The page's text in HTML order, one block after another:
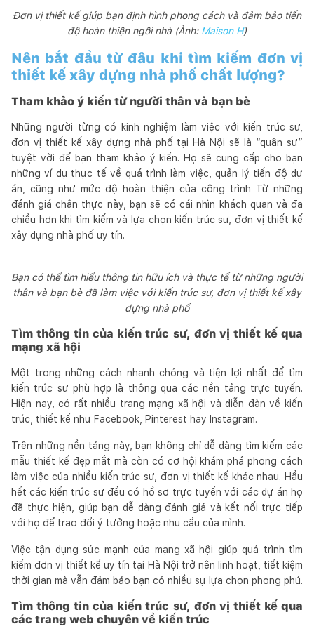
Đơn vị thiết kế giúp bạn định hình phong cách và đảm bảo tiến
độ hoàn thiện ngôi nhà (Ảnh: Maison H)
Nên bắt đầu từ đâu khi tìm kiếm đơn vị
thiết kế xây dựng nhà phố chất lượng?
Tham khảo ý kiến từ người thân và bạn bè
Những người từng có kinh nghiệm làm việc với kiến trúc sư,
đơn vị thiết kế xây dựng nhà phố tại Hà Nội sẽ là “quân sư”
tuyệt vời để bạn tham khảo ý kiến. Họ sẽ cung cấp cho bạn
những ví dụ thực tế về quá trình làm việc, quản lý tiến độ dự
án, cũng như mức độ hoàn thiện của công trình Từ những
đánh giá chân thực này, bạn sẽ có cái nhìn khách quan và đa
chiều hơn khi tìm kiếm và lựa chọn kiến trúc sư, đơn vị thiết kế
xây dựng nhà phố uy tín.
Bạn có thể tìm hiểu thông tin hữu ích và thực tế từ những người
thân và bạn bè đã làm việc với kiến trúc sư, đơn vị thiết kế xây
dựng nhà phố
Tìm thông tin của kiến trúc sư, đơn vị thiết kế qua
mạng xã hội
Một trong những cách nhanh chóng và tiện lợi nhất để tìm
kiến trúc sư phù hợp là thông qua các nền tảng trực tuyến.
Hiện nay, có rất nhiều trang mạng xã hội và diễn đàn về kiến
trúc, thiết kế như Facebook, Pinterest hay Instagram.
Trên những nền tảng này, bạn không chỉ dễ dàng tìm kiếm các
mẫu thiết kế đẹp mắt mà còn có cơ hội khám phá phong cách
làm việc của nhiều kiến trúc sư, đơn vị thiết kế khác nhau. Hầu
hết các kiến trúc sư đều có hồ sơ trực tuyến với các dự án họ
đã thực hiện, giúp bạn dễ dàng đánh giá và kết nối trực tiếp
với họ để trao đổi ý tưởng hoặc nhu cầu của mình.
Việc tận dụng sức mạnh của mạng xã hội giúp quá trình tìm
kiếm đơn vị thiết kế uy tín tại Hà Nội trở nên linh hoạt, tiết kiệm
thời gian mà vẫn đảm bảo bạn có nhiều sự lựa chọn phong phú.
Tìm thông tin của kiến trúc sư, đơn vị thiết kế qua
các trang web chuyên về kiến trúc